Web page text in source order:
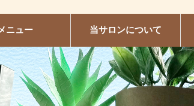
ニュー 当サロンについて